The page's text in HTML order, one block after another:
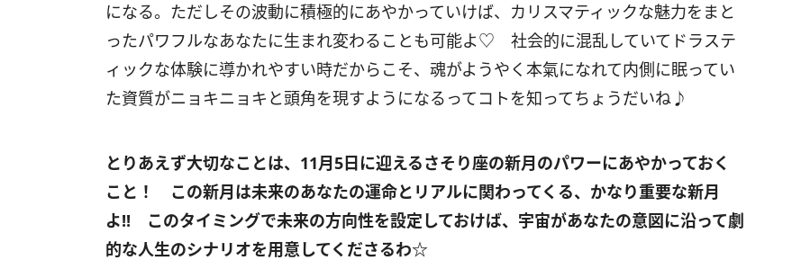
になる。ただしその波動に積極的にあやかっていけば、カリスマティックな魅力をまと
ったパワフルなあなたに生まれ変わることも可能よ♡ 社会的に混乱していてドラステ
ィックな体験に導かれやすい時だからこそ、魂がようやく本氣になれて内側に眠ってい
た資質がニョキニョキと頭角を現すようになるってコトを知ってちょうだいね♪
とりあえず大切なことは、 11月5日に迎えるさそり座の新月のパワーにあやかっておく
こと！ この新月は未来のあなたの運命とリアルに関わってくる、かなり重要な新月
よ!! このタイミングで未来の方向性を設定しておけば、宇宙があなたの意図に沿って劇
的な人生のシナリオを用意してくださるわ☆